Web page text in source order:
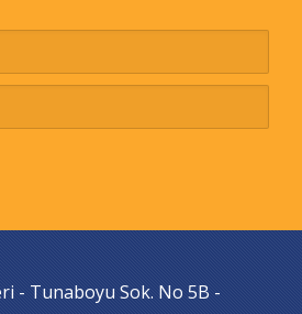
- Tunaboyu Sok. No 5B -